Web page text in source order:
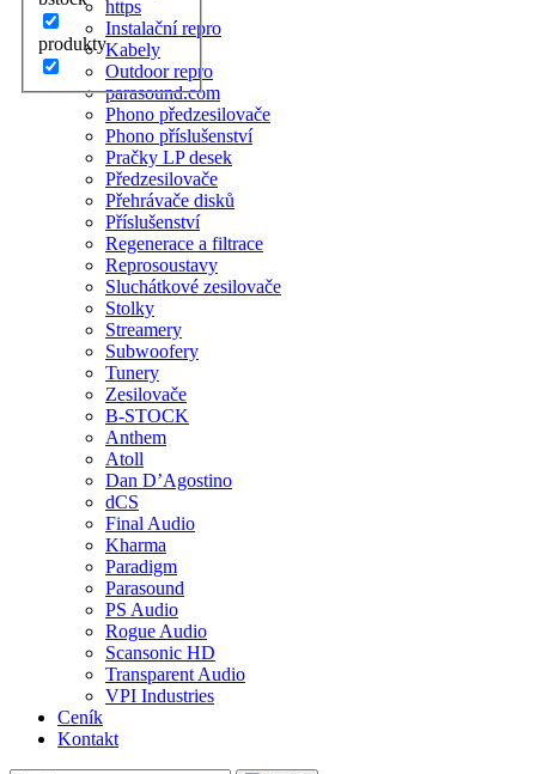
produkty
https
Instalační repro
Kabely
Outdoor repro
parasound.com
Phono předzesilovače
Phono příslušenství
Pračky LP desek
Předzesilovače
Přehrávače disků
Příslušenství
Regenerace a filtrace
Reprosoustavy
Sluchátkové zesilovače
Stolky
Streamery
Subwoofery
Tunery
Zesilovače
B-STOCK
Anthem
Atoll
Dan D’Agostino
dCS
Final Audio
Kharma
Paradigm
Parasound
PS Audio
Rogue Audio
Scansonic HD
Transparent Audio
VPI Industries
Ceník
Kontakt